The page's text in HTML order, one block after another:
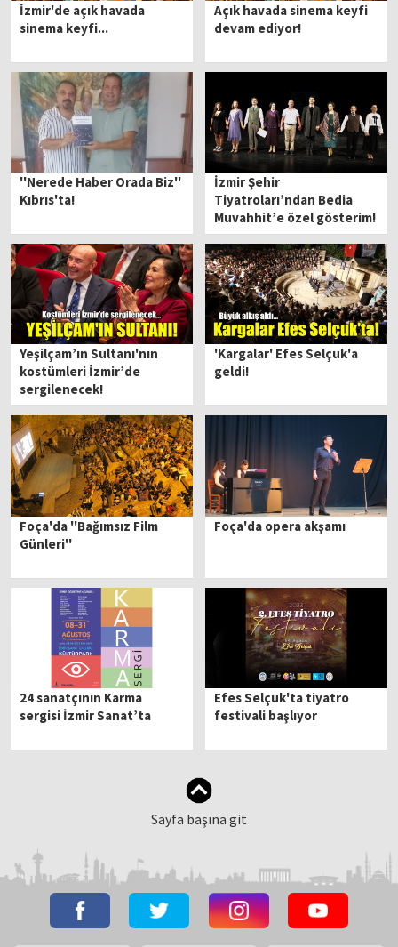
İzmir'de açık havada
sinema keyfi...
Açık havada sinema keyfi
devam ediyor!
''Nerede Haber Orada Biz''
Kıbrıs'ta!
İzmir Şehir
Tiyatroları’ndan Bedia
Muvahhit’e özel gösterim!
Yeşilçam’ın Sultanı'nın
kostümleri İzmir’de
sergilenecek!
'Kargalar' Efes Selçuk'a
geldi!
Foça'da ''Bağımsız Film
Günleri''
Foça'da opera akşamı
24 sanatçının Karma
sergisi İzmir Sanat’ta
Efes Selçuk'ta tiyatro
festivali başlıyor
Sayfa başına git